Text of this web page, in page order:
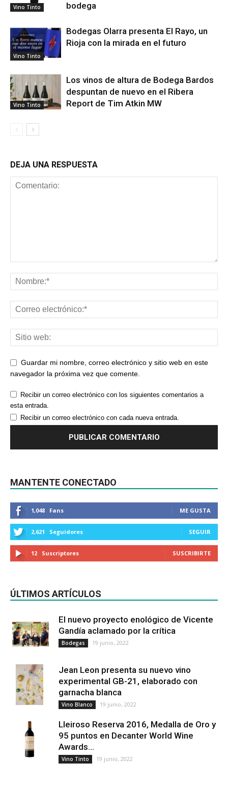
Vino Tinto
bodega
Vino Tinto
Bodegas Olarra presenta El Rayo, un
Rioja con la mirada en el futuro
Vino Tinto
Los vinos de altura de Bodega Bardos
despuntan de nuevo en el Ribera
Report de Tim Atkin MW
DEJA UNA RESPUESTA
Guardar mi nombre, correo electrónico y sitio web en este
navegador la próxima vez que comente.
Recibir un correo electrónico con los siguientes comentarios a
esta entrada.
Recibir un correo electrónico con cada nueva entrada.
MANTENTE CONECTADO
1,048 Fans ME GUSTA
2,621 Seguidores SEGUIR
12 Suscriptores SUSCRIBIRTE
ÚLTIMOS ARTÍCULOS
El nuevo proyecto enológico de Vicente
Gandía aclamado por la crítica
Bodegas 19 junio, 2022
Jean Leon presenta su nuevo vino
experimental GB-21, elaborado con
garnacha blanca
Vino Blanco 19 junio, 2022
Lleiroso Reserva 2016, Medalla de Oro y
95 puntos en Decanter World Wine
Awards...
Vino Tinto 19 junio, 2022